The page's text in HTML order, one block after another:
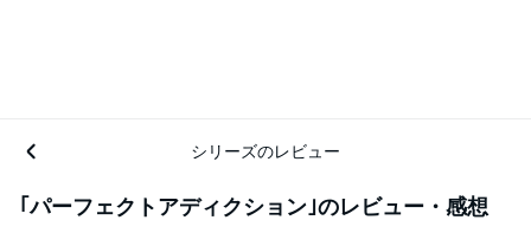
シリーズのレビュー
｢パーフェクトアディクション｣のレビュー・感想